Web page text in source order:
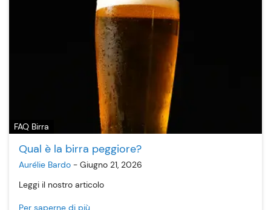
FAQ Birra
Qual è la birra peggiore?
Aurélie Bardo - Giugno 21, 2026
Leggi il nostro articolo
Per saperne di più